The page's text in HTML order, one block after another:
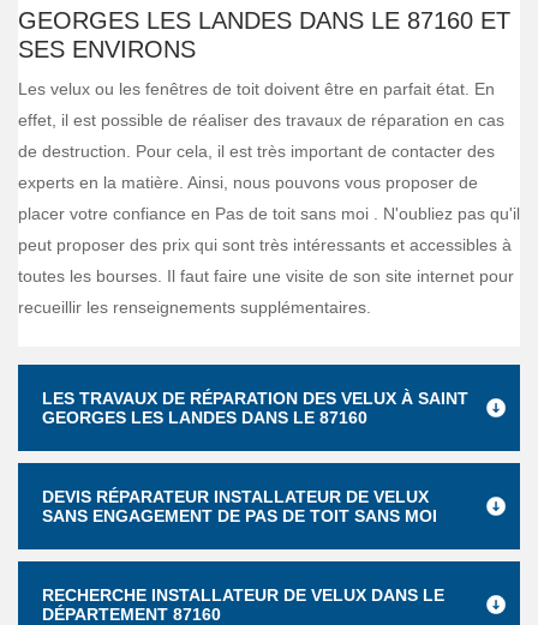
GEORGES LES LANDES DANS LE 87160 ET
SES ENVIRONS
Les velux ou les fenêtres de toit doivent être en parfait état. En
effet, il est possible de réaliser des travaux de réparation en cas
de destruction. Pour cela, il est très important de contacter des
experts en la matière. Ainsi, nous pouvons vous proposer de
placer votre confiance en Pas de toit sans moi . N'oubliez pas qu'il
peut proposer des prix qui sont très intéressants et accessibles à
toutes les bourses. Il faut faire une visite de son site internet pour
recueillir les renseignements supplémentaires.
LES TRAVAUX DE RÉPARATION DES VELUX À SAINT
GEORGES LES LANDES DANS LE 87160
DEVIS RÉPARATEUR INSTALLATEUR DE VELUX
SANS ENGAGEMENT DE PAS DE TOIT SANS MOI
RECHERCHE INSTALLATEUR DE VELUX DANS LE
DÉPARTEMENT 87160